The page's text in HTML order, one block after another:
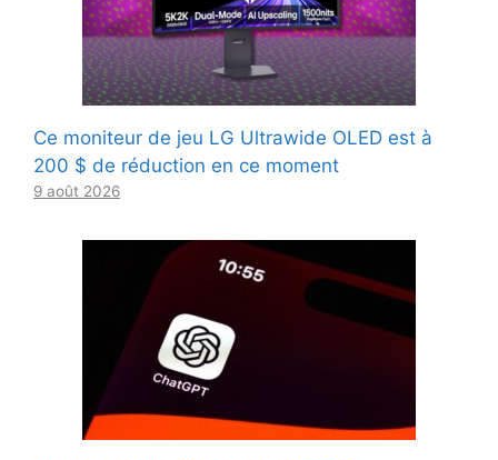
Ce moniteur de jeu LG Ultrawide OLED est à
200 $ de réduction en ce moment
9 août 2026